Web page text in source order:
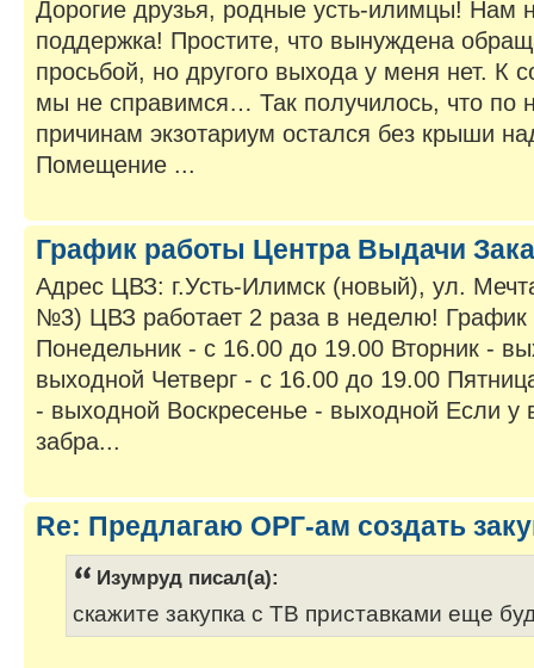
Дорогие друзья, родные усть-илимцы! Нам
поддержка! Простите, что вынуждена
просьбой, но другого выхода у меня нет. К
мы не справимся… Так получилось, что по
причинам экзотариум остался без крыши
Помещение ...
График работы Центра Выдачи
Адрес ЦВЗ: г.Усть-Илимск (новый), ул.
№3) ЦВЗ работает 2 раза в неделю!
Понедельник - с 16.00 до 19.00 Вторник -
выходной Четверг - с 16.00 до 19.00
- выходной Воскресенье - выходной Если у
забра...
Re: Предлагаю ОРГ-ам создать
Изумруд писал(а):
скажите закупка с ТВ приставками еще